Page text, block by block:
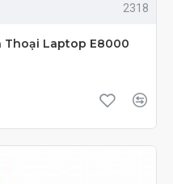
2318
Thoại Laptop E8000